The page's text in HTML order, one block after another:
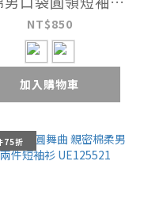
UE127426
NT$850
加入購物車
75折